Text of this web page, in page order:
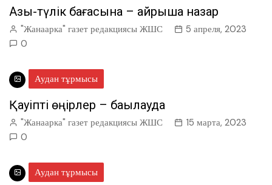
Азық-түлік бағасына – айрықша назар
"Жанаарка" газет редакциясы ЖШС
5 апреля, 2023
0
Аудан тұрмысы
Қауіпті өңірлер – бақылауда
"Жанаарка" газет редакциясы ЖШС
15 марта, 2023
0
Аудан тұрмысы